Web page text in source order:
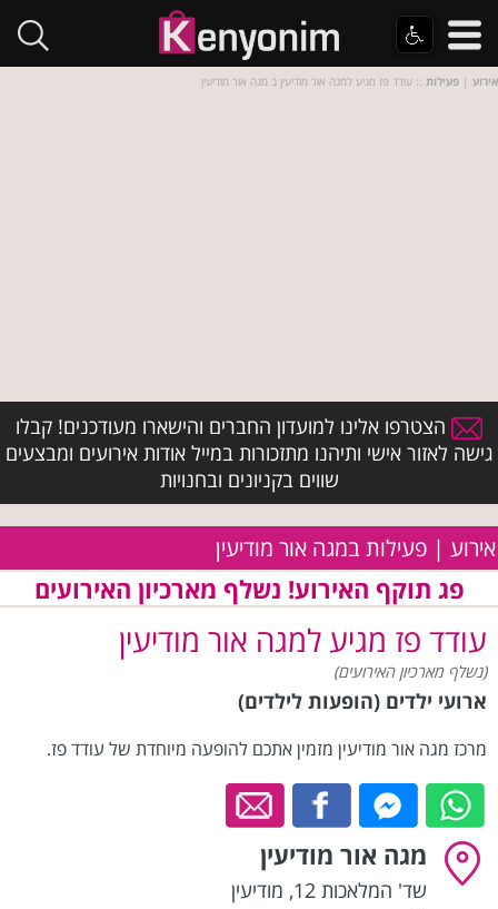
אירוע | פעילות :: עודד פז מגיע למגה אור מודיעין ב מגה אור מודיעין
הצטרפו אלינו למועדון החברים והישארו מעודכנים! קבלו
גישה לאזור אישי ותיהנו מתזכורות במייל אודות אירועים ומבצעים
שווים בקניונים ובחנויות
אירוע | פעילות במגה אור מודיעין
פג תוקף האירוע! נשלף מארכיון האירועים
עודד פז מגיע למגה אור מודיעין
(נשלף מארכיון האירועים)
ארועי ילדים (הופעות לילדים)
מרכז מגה אור מודיעין מזמין אתכם להופעה מיוחדת של עודד פז.
מגה אור מודיעין
שד' המלאכות 12 , מודיעין